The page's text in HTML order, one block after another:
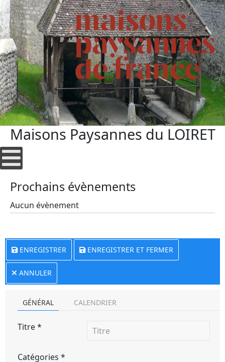
Maisons Paysannes du LOIRET
Prochains évènements
Aucun évènement
ENREGISTRER ENREGISTRER ET FERMER
ANNULER
GÉNÉRAL CALENDRIER
Titre*
Catégories *